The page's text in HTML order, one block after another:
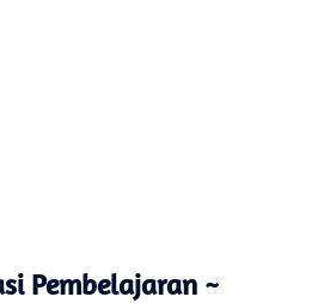
Pembelajaran ~